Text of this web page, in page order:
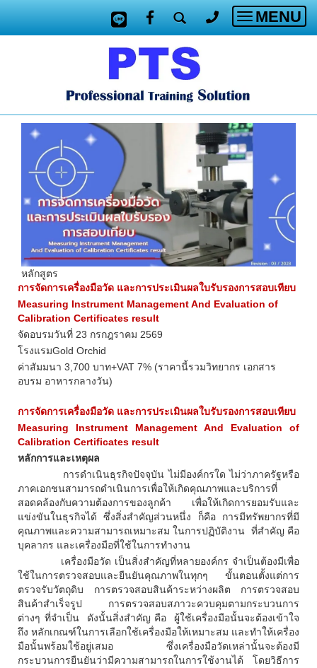
Toggle
MENU
หลักสูตร
การจัดการเครื่องมือวัด และการประเมินผลใบรับรองการสอบเทียบ
Measuring Instrument Management And Evaluation of
Calibration Certificates result
จัดอบรมวันที่ 23 กรกฎราคม 2569
โรงแรมGold Orchid
ค่าสัมมนา 3,700 บาท+VAT 7% (ราคานี้รวมวิทยากร เอกสาร
อบรม อาหารกลางวัน)
การจัดการเครื่องมือวัด และการประเมินผลใบรับรองการสอบเทียบ
Measuring Instrument Management And Evaluation of
Calibration Certificates result
หลักการและเหตุผล
การดำเนินธุรกิจปัจจุบัน ไม่มีองค์กรใด ไม่ว่าภาครัฐหรือ
ภาคเอกชนสามารถดำเนินการเพื่อให้เกิดคุณภาพและบริการที่
สอดคล้องกับความต้องการของลูกค้า เพื่อให้เกิดการยอมรับและ
แข่งขันในธุรกิจได้ ซึ่งสิ่งสำคัญส่วนหนึ่ง ก็คือ การมีทรัพยากรที่มี
คุณภาพและความสามารถเหมาะสม ในการปฏิบัติงาน ที่สำคัญ คือ
บุคลากร และเครื่องมือที่ใช้ในการทำงาน
เครื่องมือวัด เป็นสิ่งสำคัญที่หลายองค์กร จำเป็นต้องมีเพื่อ
ใช้ในการตรวจสอบและยืนยันคุณภาพในทุกๆ ขั้นตอนตั้งแต่การ
ตรวจรับวัตถุดิบ การตรวจสอบสินค้าระหว่างผลิต การตรวจสอบ
สินค้าสำเร็จรูป การตรวจสอบสภาวะควบคุมตามกระบวนการ
ต่างๆ ที่จำเป็น ดังนั้นสิ่งสำคัญ คือ ผู้ใช้เครื่องมือนั้นจะต้องเข้าใจ
ถึง หลักเกณฑ์ในการเลือกใช้เครื่องมือให้เหมาะสม และทำให้เครื่อง
มือนั้นพร้อมใช้อยู่เสมอ ซึ่งเครื่องมือวัดเหล่านั้นจะต้องมี
กระบวนการยืนยันว่ามีความสามารถในการใช้งานได้ โดยวิธีการ